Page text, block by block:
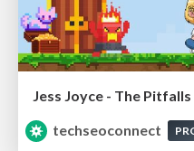
Jess Joyce - The
techseoconnect